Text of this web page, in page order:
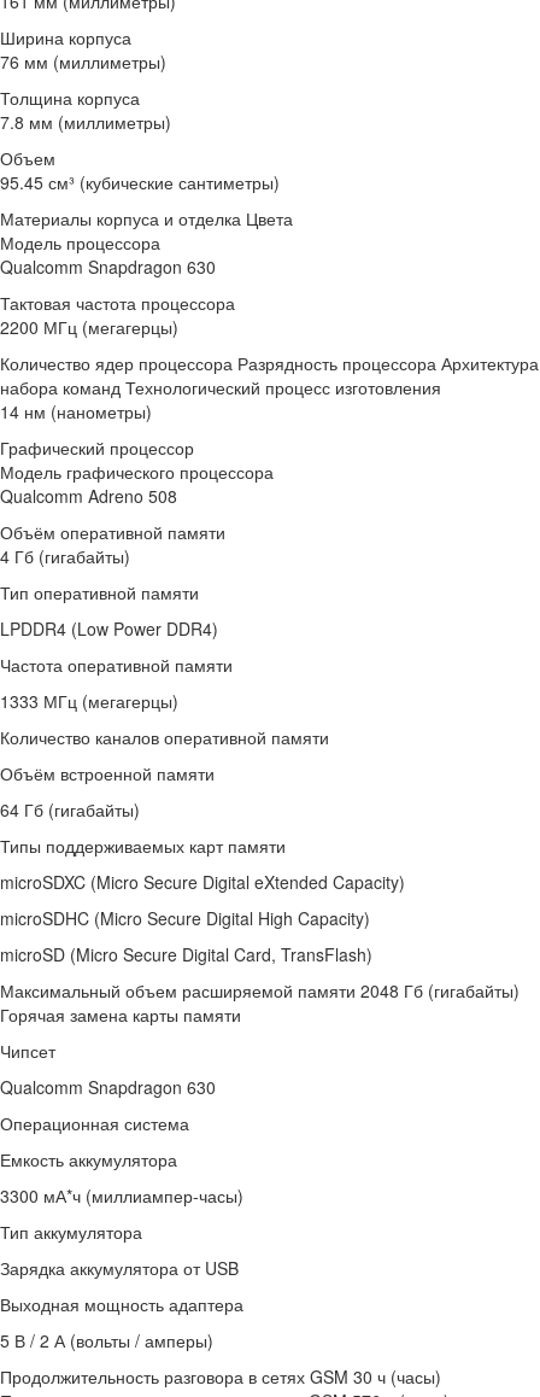
Ширина корпуса
76 мм (миллиметры)
Толщина корпуса
7.8 мм (миллиметры)
Объем
95.45 см³ (кубические сантиметры)
Материалы корпуса и отделка Цвета
Модель процессора
Qualcomm Snapdragon 630
Тактовая частота процессора
2200 МГц (мегагерцы)
Количество ядер процессора Разрядность процессора Архитектура
набора команд Технологический процесс изготовления
14 нм (нанометры)
Графический процессор
Модель графического процессора
Qualcomm Adreno 508
Объём оперативной памяти
4 Гб (гигабайты)
Тип оперативной памяти
LPDDR4 (Low Power DDR4)
Частота оперативной памяти
1333 МГц (мегагерцы)
Количество каналов оперативной памяти
Объём встроенной памяти
64 Гб (гигабайты)
Типы поддерживаемых карт памяти
microSDXC (Micro Secure Digital eXtended Capacity)
microSDHC (Micro Secure Digital High Capacity)
microSD (Micro Secure Digital Card, TransFlash)
Максимальный объем расширяемой памяти 2048 Гб (гигабайты)
Горячая замена карты памяти
Чипсет
Qualcomm Snapdragon 630
Операционная система
Емкость аккумулятора
3300 мА*ч (миллиампер-часы)
Тип аккумулятора
Зарядка аккумулятора от USB
Выходная мощность адаптера
5 В / 2 А (вольты / амперы)
Продолжительность разговора в сетях GSM 30 ч (часы)